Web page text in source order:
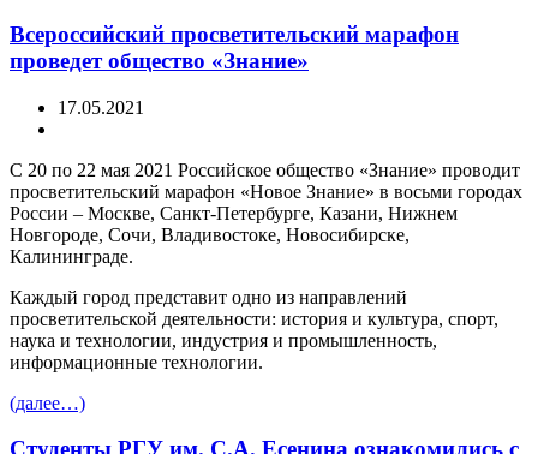
Всероссийский просветительский марафон
проведет общество «Знание»
17.05.2021
С 20 по 22 мая 2021 Российское общество «Знание» проводит
просветительский марафон «Новое Знание» в восьми городах
России – Москве, Санкт-Петербурге, Казани, Нижнем
Новгороде, Сочи, Владивостоке, Новосибирске,
Калининграде.
Каждый город представит одно из направлений
просветительской деятельности: история и культура, спорт,
наука и технологии, индустрия и промышленность,
информационные технологии.
(далее…)